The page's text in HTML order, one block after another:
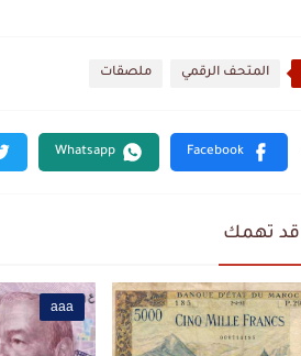
المتحف الرقمي ملصقات
قد تهمك
aaa